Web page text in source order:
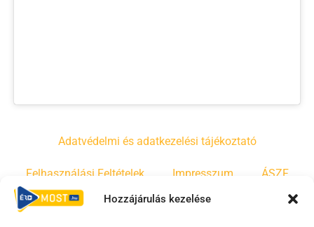
Hozzájárulás kezelése
Adatvédelmi és adatkezelési tájékoztató
Felhasználási Feltételek Impresszum ÁSZF
Irányelvek Moderálási szabályzat